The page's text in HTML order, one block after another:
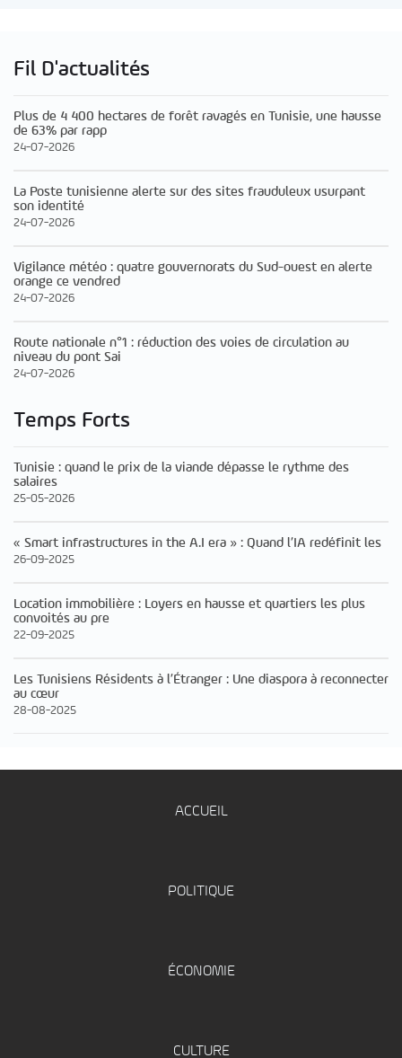
Fil D'actualités
Plus de 4 400 hectares de forêt ravagés en Tunisie, une hausse
de 63% par rapp
24-07-2026
La Poste tunisienne alerte sur des sites frauduleux usurpant
son identité
24-07-2026
Vigilance météo : quatre gouvernorats du Sud-ouest en alerte
orange ce vendred
24-07-2026
Route nationale n°1 : réduction des voies de circulation au
niveau du pont Sai
24-07-2026
Temps Forts
Tunisie : quand le prix de la viande dépasse le rythme des
salaires
25-05-2026
« Smart infrastructures in the A.I era » : Quand l’IA redéfinit les
26-09-2025
Location immobilière : Loyers en hausse et quartiers les plus
convoités au pre
22-09-2025
Les Tunisiens Résidents à l’Étranger : Une diaspora à reconnecter
au cœur
28-08-2025
ACCUEIL
POLITIQUE
ÉCONOMIE
CULTURE